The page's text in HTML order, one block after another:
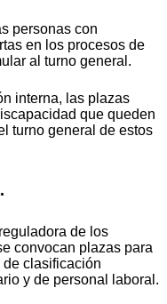
personas con
en los procesos de
al turno general.
interna, las plazas
que queden
turno general de estos
de los
convocan plazas para
de clasificación
y de personal laboral.